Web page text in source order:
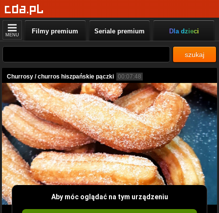
MENU Filmy premium Seriale premium Dla dzieci
szukaj
Churrosy / churros hiszpańskie pączki 00:07:48
Aby móc oglądać na tym urządzeniu